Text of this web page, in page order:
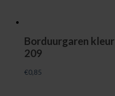
Borduurgaren kleur
209
€0,85